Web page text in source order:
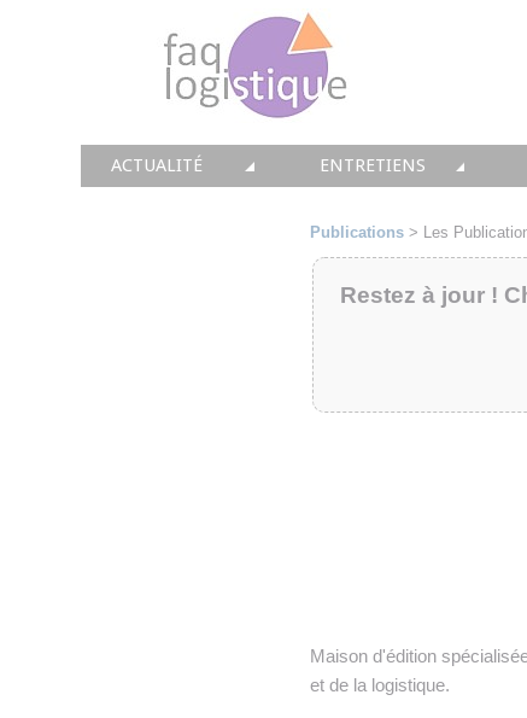
ACTUALITÉ ENTRETIENS
👉 PLANNING
Publications > Les
Restez à jour !
Maison d'édition
et de la logistique.